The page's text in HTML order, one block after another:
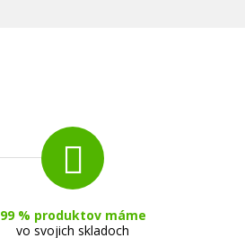
99 % produktov máme
vo svojich skladoch